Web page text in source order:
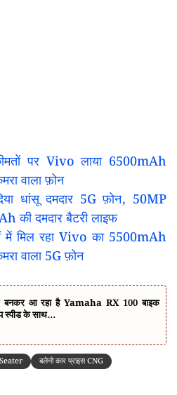
पर Vivo लाया 6500mAh
वाला फ़ोन
धांसू दमदार 5G फ़ोन, 50MP
की दमदार बैटरी लाइफ
में मिल रहा Vivo का 5500mAh
वाला 5G फ़ोन
आ रहा है Yamaha RX 100 बाइक
स्पीड के साथ…
बलेनो कार प्राइस CNG